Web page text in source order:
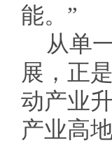
能。”
从单
展，正
动产业
产业高